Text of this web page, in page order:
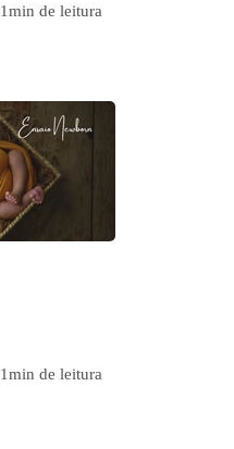
1min de leitura
1min de leitura